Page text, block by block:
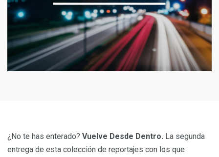
¿No te has enterado? Vuelve Desde Dentro. La segunda
entrega de esta colección de reportajes con los que